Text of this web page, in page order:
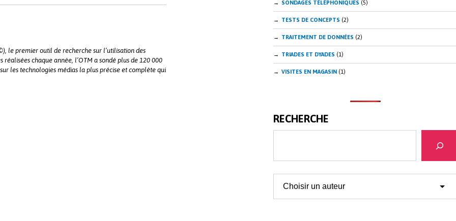
le premier outil de recherche sur l’utilisation des
chaque année, l’OTM a sondé plus de 120 000
les technologies médias la plus précise et complète qui
SONDAGES TÉLÉPHONIQUES (5)
TESTS DE CONCEPTS (2)
TRAITEMENT DE DONNÉES (2)
TRIADES ET DYADES (1)
VISITES EN MAGASIN(1)
RECHERCHE